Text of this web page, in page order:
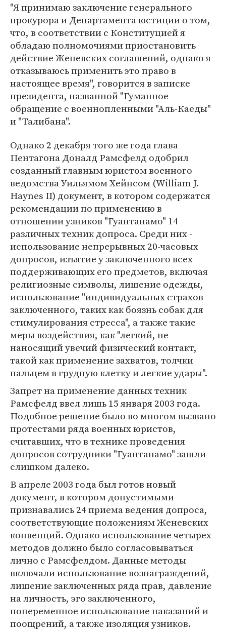
"Я принимаю заключение генерального
прокурора и Департамента юстиции о том,
что, в соответствии с Конституцией я
обладаю полномочиями приостановить
действие Женевских соглашений, однако я
отказываюсь применить это право в
настоящее время", говорится в записке
президента, названной "Гуманное
обращение с военнопленными "Аль-Каеды"
и "Талибана".
Однако 2 декабря того же года глава
Пентагона Доналд Рамсфелд одобрил
созданный главным юристом военного
ведомства Уильямом Хейнсом (William J.
Haynes II) документ, в котором содержатся
рекомендации по применению в
отношении узников "Гуантанамо" 14
различных техник допроса. Среди них -
использование непрерывных 20-часовых
допросов, изъятие у заключенного всех
поддерживающих его предметов, включая
религиозные символы, лишение одежды,
использование "индивидуальных страхов
заключенного, таких как боязнь собак для
стимулирования стресса", а также такие
меры воздействия, как "легкий, не
наносящий увечий физический контакт,
такой как применение захватов, толчки
пальцем в грудную клетку и легкие удары".
Запрет на применение данных техник
Рамсфелд ввел лишь 15 января 2003 года.
Подобное решение было во многом вызвано
протестами ряда военных юристов,
считавших, что в технике проведения
допросов сотрудники "Гуантанамо" зашли
слишком далеко.
В апреле 2003 года был готов новый
документ, в котором допустимыми
признавались 24 приема ведения допроса,
соответствующие положениям Женевских
конвенций. Однако использование четырех
методов должно было согласовываться
лично с Рамсфелдом. Данные методы
включали использование вознаграждений,
лишение заключенных ряда прав, давление
на личность, эго заключенного,
попеременное использование наказаний и
поощрений, а также изоляция узников.